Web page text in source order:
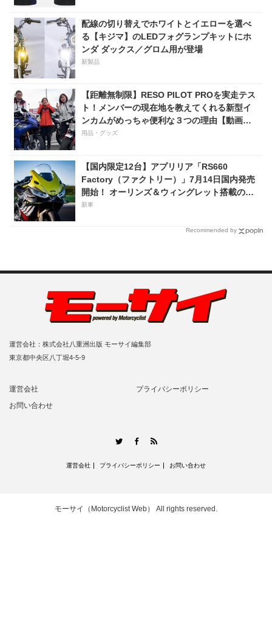
配線の切り替えでホワイトとイエローを選べ
る【キジマ】のLEDフォグランプキットにホ
ンダ ダックス／グロム用が登場
新製品
【距離無制限】RESO PILOT PROを実走テス
ト！メンバーの現在地を教えてくれる新型イ
ンカムがめっちゃ便利な３つの理由【動画付
き】
用品・グッズ
【国内限定12台】アプリリア「RS660
Factory（ファクトリー）」7月14日国内発売
開始！ オーリンズ＆ウィングレット搭載の上
級仕様は価格198万円！
新車
Recommended by
運営会社：株式会社八重洲出版 モーサイ編集部
東京都中央区八丁堀4-5-9
運営会社
プライバシーポリシー
お問い合わせ
TwitterFacebook
運営会社 プライバシーポリシー お問い合わせ
モーサイ（Motorcyclist Web） All rights reserved.